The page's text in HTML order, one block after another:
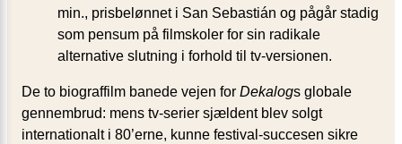
min., prisbelønnet i San Sebastián og pågår stadig
som pensum på filmskoler for sin radikale
alternative slutning i forhold til tv-versionen.
De to biograffilm banede vejen for Dekalogs globale
gennembrud: mens tv-serier sjældent blev solgt
internationalt i 80’erne, kunne festival-succesen sikre